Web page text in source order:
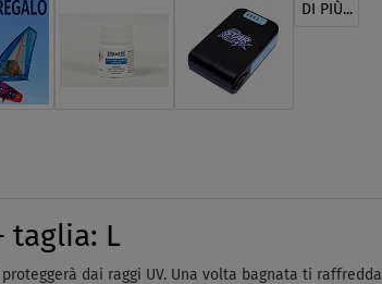
DI PIÙ...
taglia: L
dai raggi UV. Una volta bagnata ti raffredda